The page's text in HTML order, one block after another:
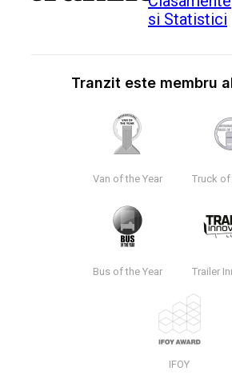
Tranzit este membru
Van of the Year Truck of
Bus of the Year Trailer
IFOY